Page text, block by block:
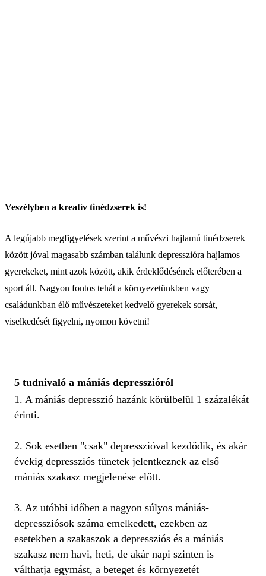
Veszélyben a kreatív tinédzserek is!
A legújabb megfigyelések szerint a művészi hajlamú tinédzserek
között jóval magasabb számban találunk depresszióra hajlamos
gyerekeket, mint azok között, akik érdeklődésének előterében a
sport áll. Nagyon fontos tehát a környezetünkben vagy
családunkban élő művészeteket kedvelő gyerekek sorsát,
viselkedését figyelni, nyomon követni!
5 tudnivaló a mániás depresszióról
1. A mániás depresszió hazánk körülbelül 1 százalékát
érinti.
2. Sok esetben "csak" depresszióval kezdődik, és akár
évekig depressziós tünetek jelentkeznek az első
mániás szakasz megjelenése előtt.
3. Az utóbbi időben a nagyon súlyos mániás-
depressziósok száma emelkedett, ezekben az
esetekben a szakaszok a depressziós és a mániás
szakasz nem havi, heti, de akár napi szinten is
válthatja egymást, a beteget és környezetét